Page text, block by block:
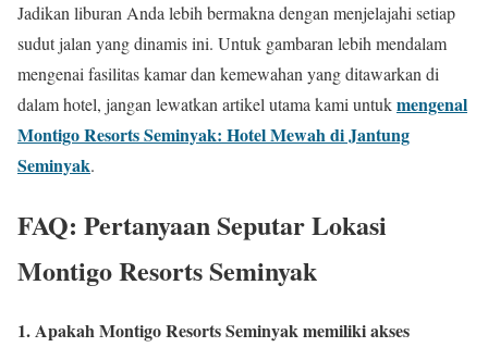
Jadikan liburan Anda lebih bermakna dengan menjelajahi setiap
sudut jalan yang dinamis ini. Untuk gambaran lebih mendalam
mengenai fasilitas kamar dan kemewahan yang ditawarkan di
dalam hotel, jangan lewatkan artikel utama kami untukmengenal
Montigo Resorts Seminyak: Hotel Mewah di Jantung
Seminyak.
FAQ: Pertanyaan Seputar Lokasi
Montigo Resorts Seminyak
1. Apakah Montigo Resorts Seminyak memiliki akses